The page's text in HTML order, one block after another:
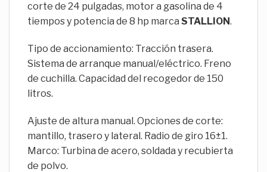
corte de 24 pulgadas, motor a gasolina de 4
tiempos y potencia de 8 hp marca STALLION.
Tipo de accionamiento: Tracción trasera.
Sistema de arranque manual/eléctrico. Freno
de cuchilla. Capacidad del recogedor de 150
litros.
Ajuste de altura manual. Opciones de corte:
mantillo, trasero y lateral. Radio de giro 16±1.
Marco: Turbina de acero, soldada y recubierta
de polvo.